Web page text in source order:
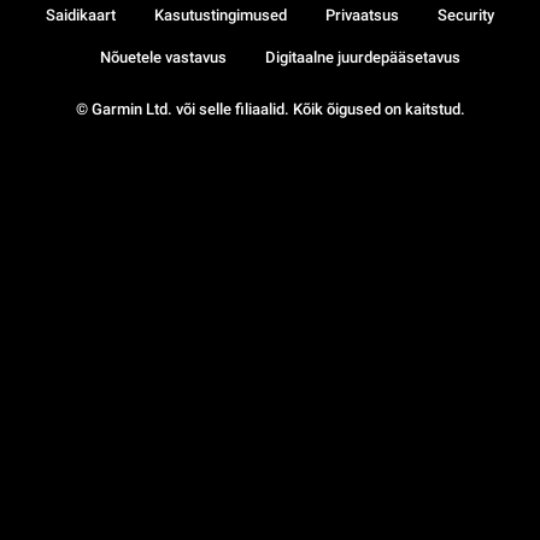
© Garmin Ltd. või selle filiaalid. Kõik õigused on kaitstud.
Saidikaart Kasutustingimused Privaatsus Security
Nõuetele vastavus Digitaalne juurdepääsetavus